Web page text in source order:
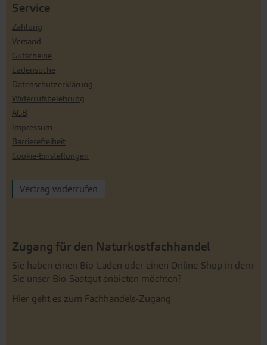
Service
Zahlung
Versand
Gutscheine
Ladensuche
Datenschutzerklärung
Widerrufsbelehrung
AGB
Impressum
Barrierefreiheit
Cookie-Einstellungen
Vertrag widerrufen
Zugang für den Naturkostfachhandel
Sie haben einen Bio-Laden oder einen Online-Shop in dem
Sie unser Bio-Saatgut anbieten möchten?
Hier geht es zum Fachhandels-Zugang